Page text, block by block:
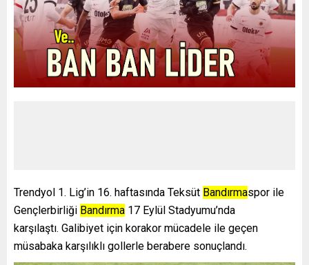
Trendyol 1. Lig’in 16. haftasında Teksüt Bandırmaspor ile
Gençlerbirliği Bandırma 17 Eylül Stadyumu’nda
karşılaştı. Galibiyet için korakor mücadele ile geçen
müsabaka karşılıklı gollerle berabere sonuçlandı.